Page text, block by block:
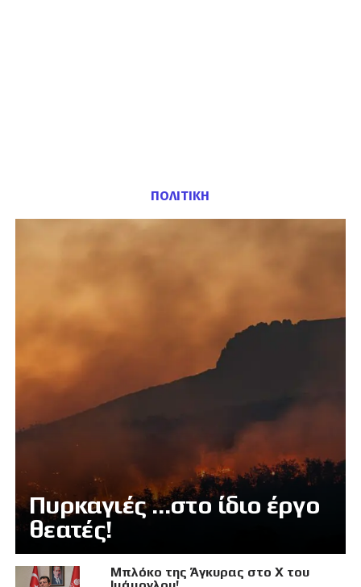
ΠΟΛΙΤΙΚΗ
Πυρκαγιές …στο ίδιο έργο
θεατές!
Μπλόκο της Άγκυρας στο X του